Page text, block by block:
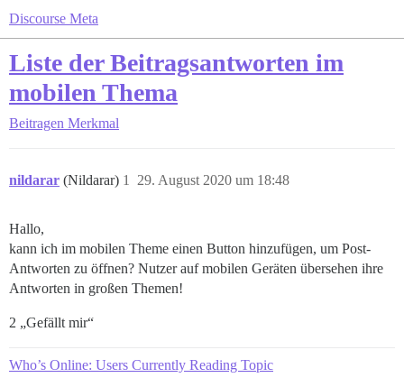
Discourse Meta
Liste der Beitragsantworten im
mobilen Thema
Beitragen Merkmal
nildarar (Nildarar) 29. August 2020 um 18:48
1
Hallo,
kann ich im mobilen Theme einen Button hinzufügen, um Post-
Antworten zu öffnen? Nutzer auf mobilen Geräten übersehen ihre
Antworten in großen Themen!
2 „Gefällt mir“
Who’s Online: Users Currently Reading Topic